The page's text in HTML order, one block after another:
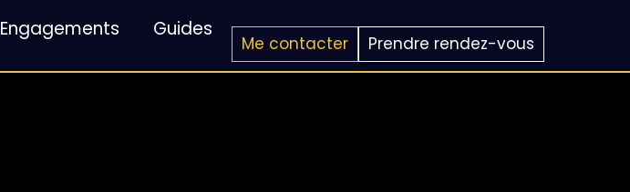
Engagements Guides
Me contacter Prendre rendez-vous